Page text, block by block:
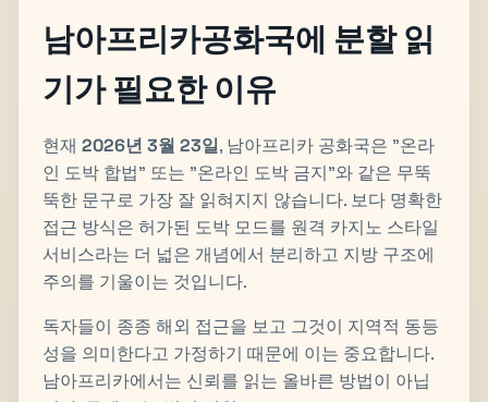
남아프리카공화국에 분할 읽
기가 필요한 이유
현재 2026년 3월 23일, 남아프리카 공화국은 "온라
인 도박 합법" 또는 "온라인 도박 금지"와 같은 무뚝
뚝한 문구로 가장 잘 읽혀지지 않습니다. 보다 명확한
접근 방식은 허가된 도박 모드를 원격 카지노 스타일
서비스라는 더 넓은 개념에서 분리하고 지방 구조에
주의를 기울이는 것입니다.
독자들이 종종 해외 접근을 보고 그것이 지역적 동등
성을 의미한다고 가정하기 때문에 이는 중요합니다.
남아프리카에서는 신뢰를 읽는 올바른 방법이 아닙